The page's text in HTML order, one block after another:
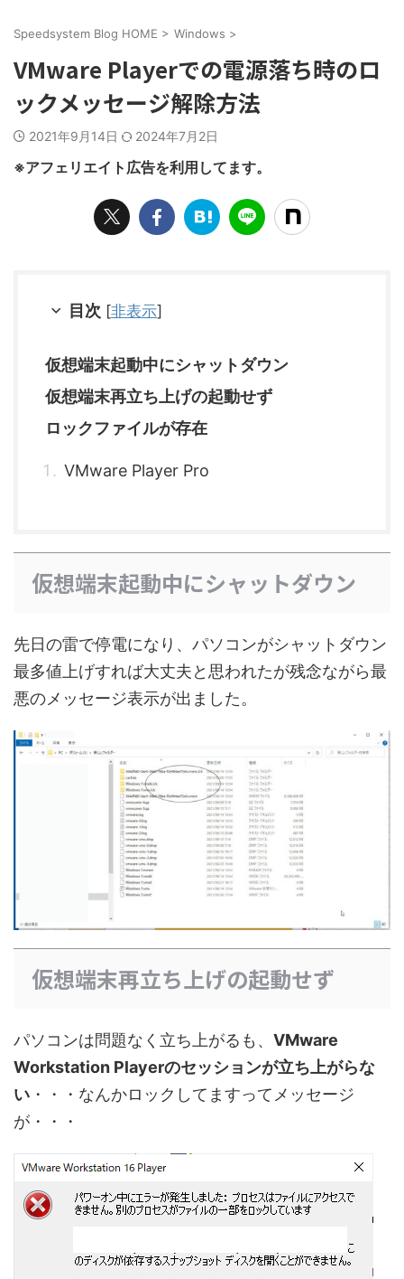
Speedsystem Blog HOME > Windows >
VMware Playerでの電源落ち時のロ
ックメッセージ解除方法
2021年9月14日 2024年7月2日
※アフェリエイト広告を利用してます。
目次 [非表示]
仮想端末起動中にシャットダウン
仮想端末再立ち上げの起動せず
ロックファイルが存在
VMware Player Pro
仮想端末起動中にシャットダウン
先日の雷で停電になり、パソコンがシャットダウン
最多値上げすれば大丈夫と思われたが残念ながら最
悪のメッセージ表示が出ました。
仮想端末再立ち上げの起動せず
パソコンは問題なく立ち上がるも、 VMware
Workstation Playerのセッションが立ち上がらな
い ・・・なんかロックしてますってメッセージ
が・・・